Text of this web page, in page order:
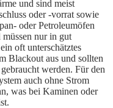
und sind meist
oder -vorrat sowie
oder Petroleumöfen
nur in gut
oft unterschätztes
Blackout aus und sollten
werden. Für den
auch ohne Strom
was bei Kaminen oder